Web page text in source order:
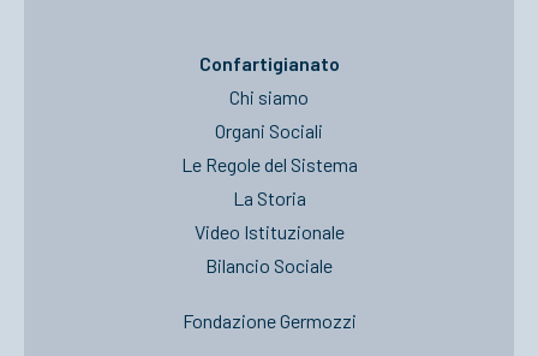
Confartigianato
Chi siamo
Organi Sociali
Le Regole del Sistema
La Storia
Video Istituzionale
Bilancio Sociale
Fondazione Germozzi